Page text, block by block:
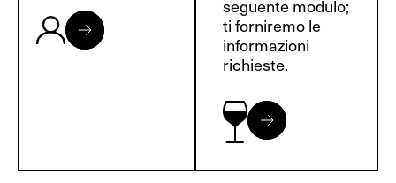
seguente modulo;
ti forniremo le
informazioni
richieste.